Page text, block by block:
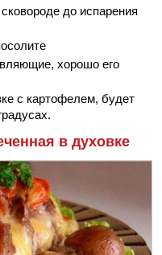
до испарения
хорошо его
с картофелем, будет
в духовке